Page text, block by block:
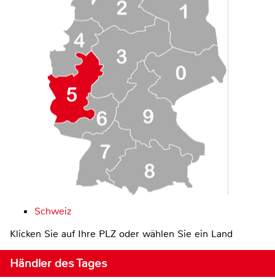
Schweiz
Klicken Sie auf Ihre PLZ oder wählen Sie ein Land
Händler des Tages